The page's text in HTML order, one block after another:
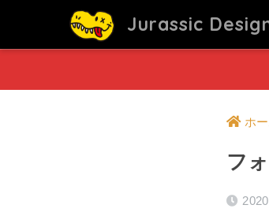
Jurassic
ホ
フ